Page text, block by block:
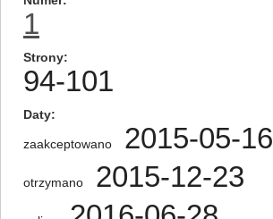
1
Strony
94-101
Daty
zaakceptowano 2015-05-16
otrzymano 2015-12-23